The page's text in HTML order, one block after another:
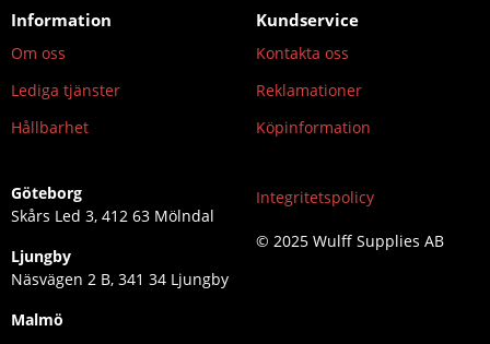
Information
Om oss
Lediga tjänster
Hållbarhet
Kundservice
Kontakta oss
Reklamationer
Köpinformation
Göteborg
Skårs Led 3, 412 63 Mölndal
Ljungby
Näsvägen 2 B, 341 34 Ljungby
Malmö
Integritetspolicy
© 2025 Wulff Supplies AB